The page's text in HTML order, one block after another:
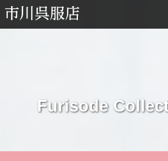
Furisode